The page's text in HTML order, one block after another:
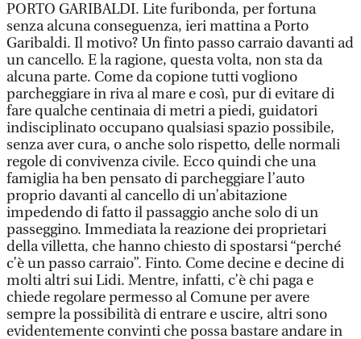
PORTO GARIBALDI. Lite furibonda, per fortuna
senza alcuna conseguenza, ieri mattina a Porto
Garibaldi. Il motivo? Un finto passo carraio davanti ad
un cancello. E la ragione, questa volta, non sta da
alcuna parte. Come da copione tutti vogliono
parcheggiare in riva al mare e così, pur di evitare di
fare qualche centinaia di metri a piedi, guidatori
indisciplinato occupano qualsiasi spazio possibile,
senza aver cura, o anche solo rispetto, delle normali
regole di convivenza civile. Ecco quindi che una
famiglia ha ben pensato di parcheggiare l’auto
proprio davanti al cancello di un’abitazione
impedendo di fatto il passaggio anche solo di un
passeggino. Immediata la reazione dei proprietari
della villetta, che hanno chiesto di spostarsi “perché
c’è un passo carraio”. Finto. Come decine e decine di
molti altri sui Lidi. Mentre, infatti, c’è chi paga e
chiede regolare permesso al Comune per avere
sempre la possibilità di entrare e uscire, altri sono
evidentemente convinti che possa bastare andare in